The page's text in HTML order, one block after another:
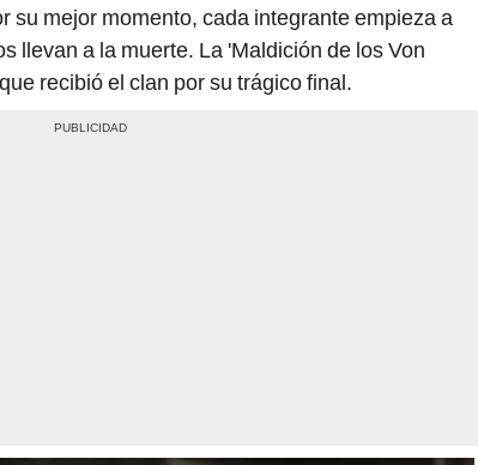
su mejor momento, cada integrante empieza a
llevan a la muerte. La 'Maldición de los Von
recibió el clan por su trágico final.